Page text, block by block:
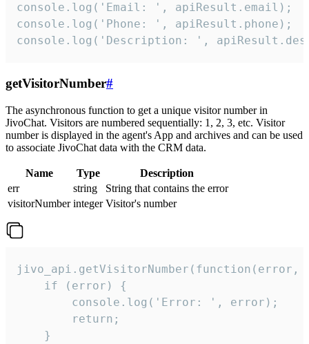
console.log('Email: ', apiResult.email);
console.log('Phone: ', apiResult.phone);
console.log('Description: ',
getVisitorNumber#
The asynchronous function to get a unique visitor number in
JivoChat. Visitors are numbered sequentially: 1, 2, 3, etc. Visitor
number is displayed in the agent's App and archives and can be used
to associate JivoChat data with the CRM data.
Name Type
Description
err
string
String that contains the error
visitorNumber integer Visitor's number
jivo_api.getVisitorNumber(function(error,
    if (error) {
        console.log('Error: ', error);
        return;
    }